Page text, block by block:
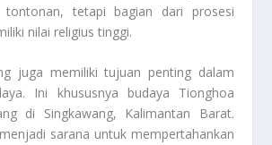
tontonan, tetapi bagian dari prosesi
nilai religius tinggi.
juga memiliki tujuan penting dalam
Ini khususnya budaya Tionghoa
di Singkawang, Kalimantan Barat.
sarana untuk mempertahankan